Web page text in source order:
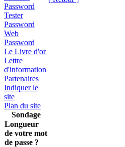
Password
Tester
Password
Web
Password
Le Livre d'or
Lettre
d'information
Partenaires
Indiquer le
site
Plan du site
Sondage
Longueur
de votre mot
de passe ?